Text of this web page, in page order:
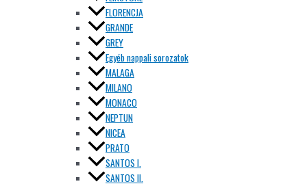
FLORENCJA
GRANDE
GREY
Egyéb nappali sorozatok
MALAGA
MILANO
MONACO
NEPTUN
NICEA
PRATO
SANTOS I.
SANTOS II.